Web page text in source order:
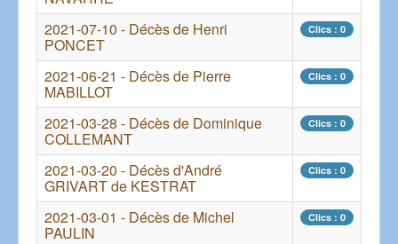
2021-07-10 - Décès de Henri
PONCET
Clics : 0
2021-06-21 - Décès de Pierre
MABILLOT
Clics : 0
2021-03-28 - Décès de Dominique
COLLEMANT
Clics : 0
2021-03-20 - Décès d'André
GRIVART de KESTRAT
Clics : 0
2021-03-01 - Décès de Michel
PAULIN
Clics : 0